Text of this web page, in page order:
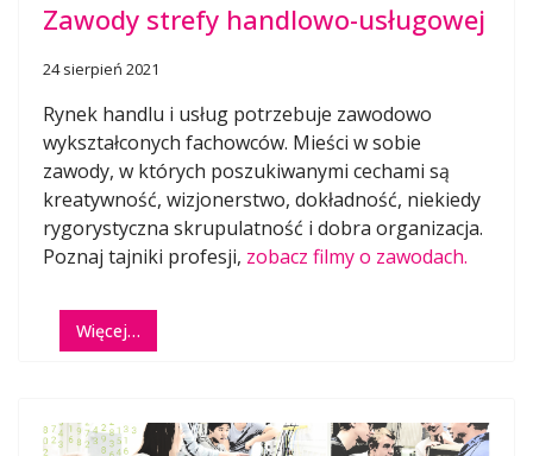
Zawody strefy handlowo-usługowej
24 sierpień 2021
Rynek handlu i usług potrzebuje zawodowo
wykształconych fachowców. Mieści w sobie
zawody, w których poszukiwanymi cechami są
kreatywność, wizjonerstwo, dokładność, niekiedy
rygorystyczna skrupulatność i dobra organizacja.
Poznaj tajniki profesji, zobacz filmy o zawodach.
Więcej…